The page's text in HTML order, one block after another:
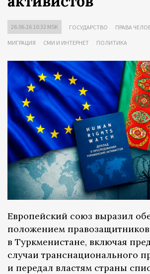
26.06.26 10:32 MSK ГОСУДАРСТВО ПРАВА
МИГРАЦИЯ СМИ И ИНТЕРНЕТ ПОЛИТИКА
Европейский союз выразил
положением правозащитников
в Туркменистане, включая
случаи транснационального
и передал властям страны